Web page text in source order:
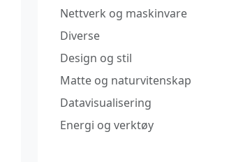
Nettverk og maskinvare
Diverse
Design og stil
Matte og naturvitenskap
Datavisualisering
Energi og verktøy